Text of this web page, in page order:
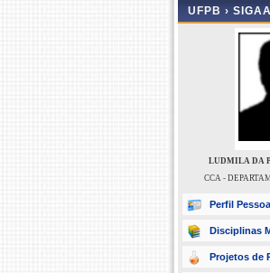
UFPB ›
LUDMILA DA
CCA -
Perfil
Disciplinas
Projetos de